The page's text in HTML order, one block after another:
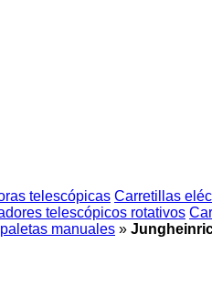
telescópicas Carretillas
telescópicos rotativos
manuales »